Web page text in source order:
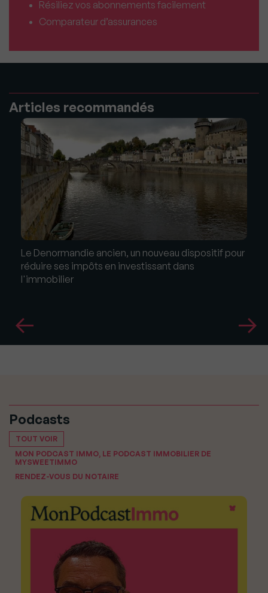
Résiliez vos abonnements facilement
Comparateur d’assurances
Articles recommandés
Le Denormandie ancien, un nouveau dispositif pour
réduire ses impôts en investissant dans
l'immobilier
Podcasts
TOUT VOIR
MON PODCAST IMMO, LE PODCAST IMMOBILIER DE
MYSWEETIMMO
RENDEZ-VOUS DU NOTAIRE